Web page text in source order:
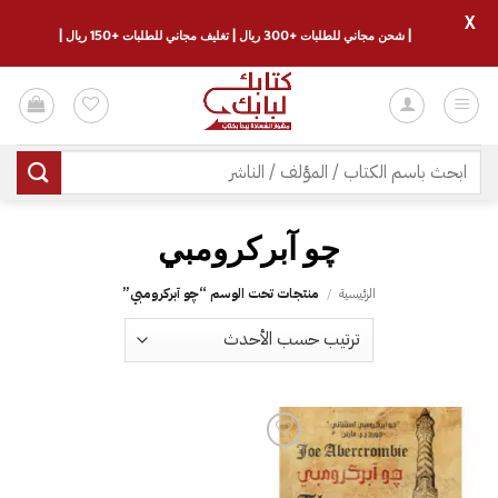
للمحتوى
البحث
عن:
چو آبركرومبي
الرئيسية / منتجات تحت الوسم “چو آبركرومبي”
| شحن مجاني للطلبات +300 ريال | تغليف مجاني للطلبات +150 ريال |
X